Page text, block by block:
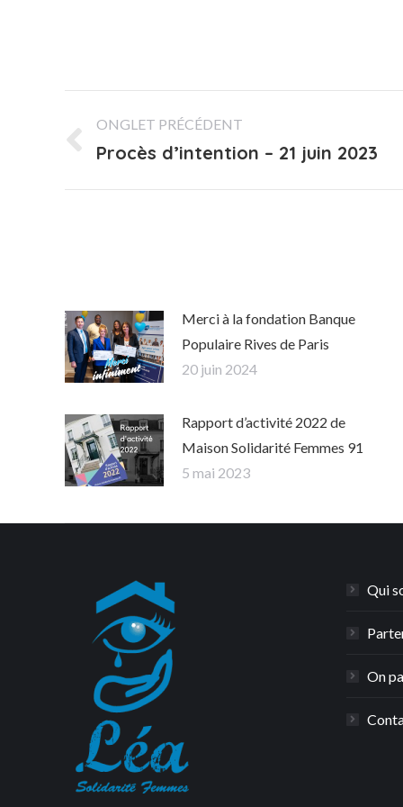
Navigation
de
commentaire
ONGLET PRÉCÉDENT
Onglet
Procès d’intention – 21 juin 2023
Merci à la fondation Banque
Populaire Rives de Paris
20 juin 2024
Rapport d’activité 2022 de
Maison Solidarité Femmes 91
5 mai 2023
Qui
On